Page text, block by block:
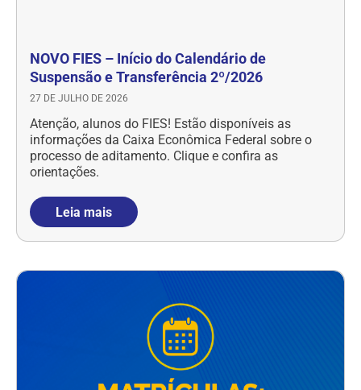
NOVO FIES – Início do Calendário de
Suspensão e Transferência 2º/2026
27 DE JULHO DE 2026
Atenção, alunos do FIES! Estão disponíveis as
informações da Caixa Econômica Federal sobre o
processo de aditamento. Clique e confira as
orientações.
Leia mais